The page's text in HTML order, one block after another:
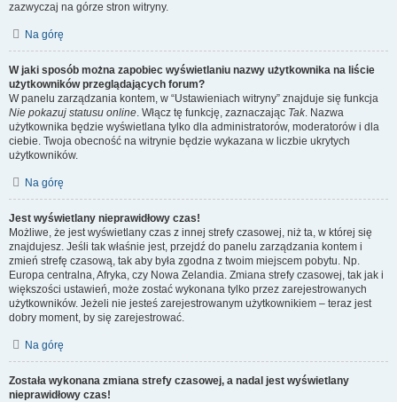
zazwyczaj na górze stron witryny.
Na górę
W jaki sposób można zapobiec wyświetlaniu nazwy użytkownika na liście
użytkowników przeglądających forum?
W panelu zarządzania kontem, w “Ustawieniach witryny” znajduje się funkcja
Nie pokazuj statusu online. Włącz tę funkcję, zaznaczając Tak. Nazwa
użytkownika będzie wyświetlana tylko dla administratorów, moderatorów i dla
ciebie. Twoja obecność na witrynie będzie wykazana w liczbie ukrytych
użytkowników.
Na górę
Jest wyświetlany nieprawidłowy czas!
Możliwe, że jest wyświetlany czas z innej strefy czasowej, niż ta, w której się
znajdujesz. Jeśli tak właśnie jest, przejdź do panelu zarządzania kontem i
zmień strefę czasową, tak aby była zgodna z twoim miejscem pobytu. Np.
Europa centralna, Afryka, czy Nowa Zelandia. Zmiana strefy czasowej, tak jak i
większości ustawień, może zostać wykonana tylko przez zarejestrowanych
użytkowników. Jeżeli nie jesteś zarejestrowanym użytkownikiem – teraz jest
dobry moment, by się zarejestrować.
Na górę
Została wykonana zmiana strefy czasowej, a nadal jest wyświetlany
nieprawidłowy czas!